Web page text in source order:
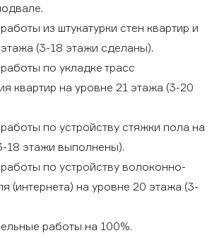
из штукатурки стен квартир и
(3-18 этажи сделаны).
по укладке трасс
квартир на уровне 21 этажа (3-20
по устройству стяжки пола на
18 этажи выполнены).
по устройству волоконно-
(интернета) на уровне 20 этажа (3-
работы на 100%.